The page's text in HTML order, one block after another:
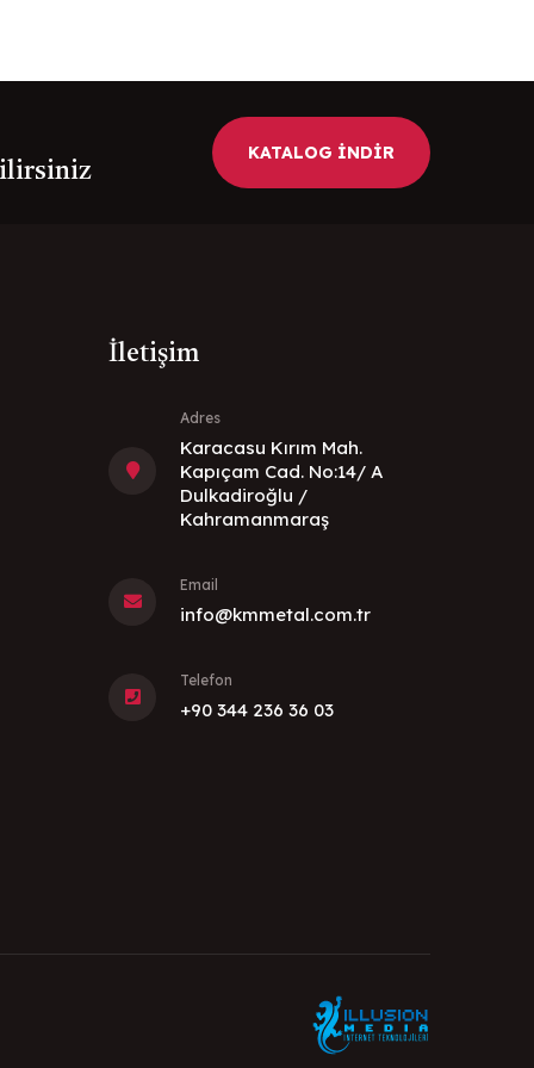
KATALOG İNDİR
İletişim
Adres
Karacasu Kırım Mah.
Kapıçam Cad. No:14/ A
Dulkadiroğlu /
Kahramanmaraş
Email
info@kmmetal.com.tr
Telefon
+90 344 236 36 03